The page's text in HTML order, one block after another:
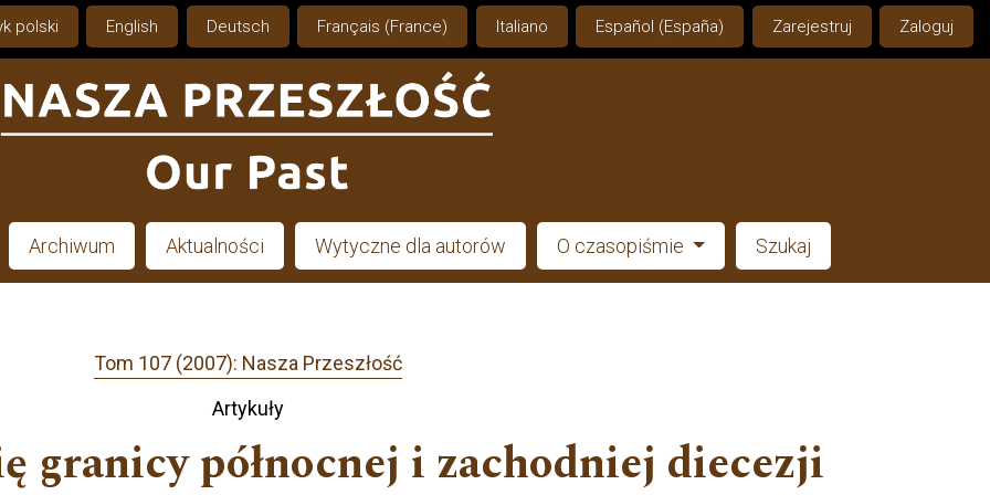
polski English Deutsch Français (France) Italiano Español (España) Zarejestruj Zaloguj
Archiwum Aktualności Wytyczne dla autorów O czasopiśmie Szukaj
Tom 107 (2007): Nasza Przeszłość
Artykuły
granicy północnej i zachodniej diecezji